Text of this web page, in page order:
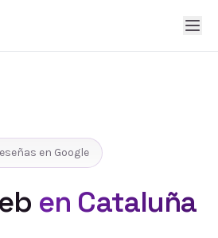
en Google
en Cataluña